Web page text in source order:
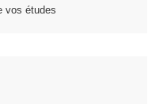
vos études